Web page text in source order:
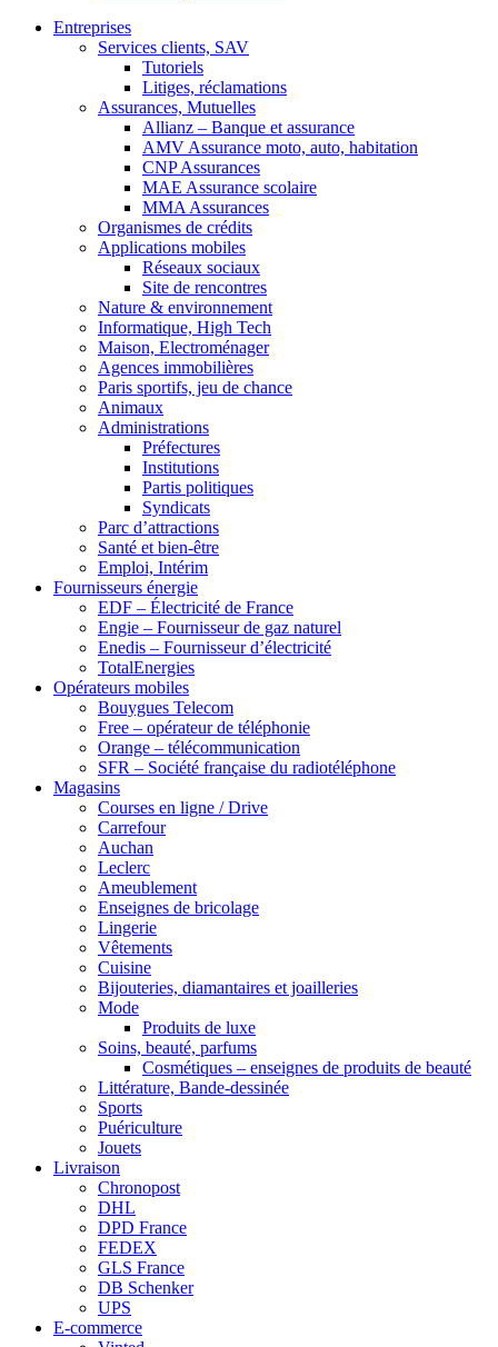
Entreprises
Services clients, SAV
Tutoriels
Litiges, réclamations
Assurances, Mutuelles
Allianz – Banque et assurance
AMV Assurance moto, auto, habitation
CNP Assurances
MAE Assurance scolaire
MMA Assurances
Organismes de crédits
Applications mobiles
Réseaux sociaux
Site de rencontres
Nature & environnement
Informatique, High Tech
Maison, Electroménager
Agences immobilières
Paris sportifs, jeu de chance
Animaux
Administrations
Préfectures
Institutions
Partis politiques
Syndicats
Parc d’attractions
Santé et bien-être
Emploi, Intérim
Fournisseurs énergie
EDF – Électricité de France
Engie – Fournisseur de gaz naturel
Enedis – Fournisseur d’électricité
TotalEnergies
Opérateurs mobiles
Bouygues Telecom
Free – opérateur de téléphonie
Orange – télécommunication
SFR – Société française du radiotéléphone
Magasins
Courses en ligne / Drive
Carrefour
Auchan
Leclerc
Ameublement
Enseignes de bricolage
Lingerie
Vêtements
Cuisine
Bijouteries, diamantaires et joailleries
Mode
Produits de luxe
Soins, beauté, parfums
Cosmétiques – enseignes de produits de beauté
Littérature, Bande-dessinée
Sports
Puériculture
Jouets
Livraison
Chronopost
DHL
DPD France
FEDEX
GLS France
DB Schenker
UPS
E-commerce